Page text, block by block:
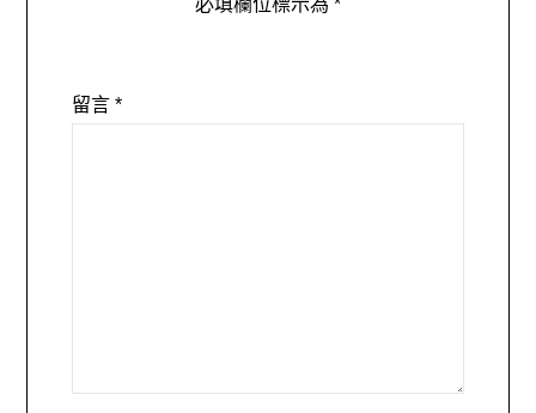
必填欄位標示為 *
留言 *